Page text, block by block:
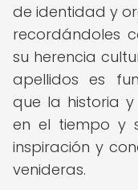
de identidad y
recordándoles
su herencia
apellidos es
que la historia
en el tiempo y
inspiración y
venideras.